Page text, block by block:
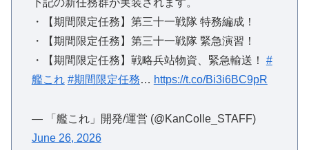
・【期間限定任務】第三十一戦隊 特務編成！
・【期間限定任務】第三十一戦隊 緊急演習！
・【期間限定任務】戦略兵站物資、緊急輸送！ #
艦これ #期間限定任務… https://t.co/Bi3i6BC9pR
— 「艦これ」開発/運営 (@KanColle_STAFF)
June 26, 2026